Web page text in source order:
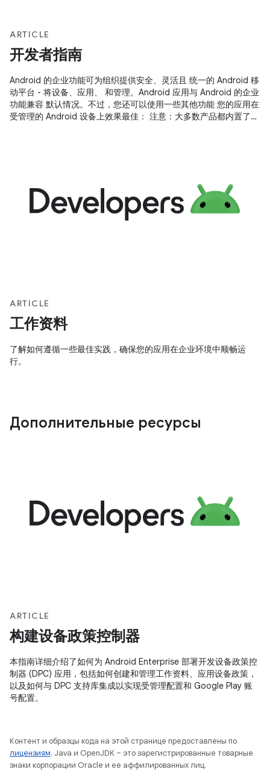
ARTICLE
开发者指南
Android 的企业功能可为组织提供安全、灵活且 统一的 Android 移
动平台 - 将设备、应用、 和管理。Android 应用与 Android 的企业
功能兼容 默认情况。不过，您还可以使用一些其他功能 您的应用在
受管理的 Android 设备上效果最佳： 注意：大多数产品都内置了
ARTICLE
工作资料
了解如何遵循一些最佳实践，确保您的应用在企业环境中顺畅运
行。
Дополнительные ресурсы
ARTICLE
构建设备政策控制器
本指南详细介绍了如何为 Android Enterprise 部署开发设备政策控
制器 (DPC) 应用，包括如何创建和管理工作资料、应用设备政策，
以及如何与 DPC 支持库集成以实现受管理配置和 Google Play 账
号配置。
Контент и образцы кода на этой странице предоставлены по
лицензиям. Java и OpenJDK – это зарегистрированные товарные
знаки корпорации Oracle и ее аффилированных лиц.